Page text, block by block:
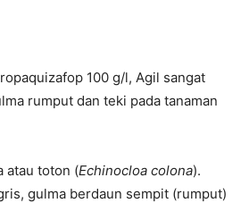
100 g/l, Agil sangat
rumput dan teki pada tanaman
atau toton (Echinocloa colona).
gulma berdaun sempit (rumput)